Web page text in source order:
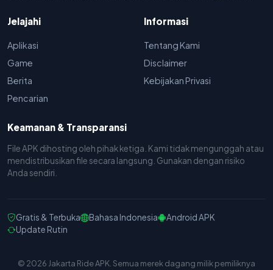
Jelajahi
Aplikasi
Game
Berita
Pencarian
Informasi
Tentang Kami
Disclaimer
Kebijakan Privasi
Keamanan & Transparansi
File APK dihosting oleh pihak ketiga. Kami tidak mengunggah atau
mendistribusikan file secara langsung. Gunakan dengan risiko
Anda sendiri.
Gratis & Terbuka Bahasa Indonesia
Android APK
Update Rutin
© 2026 Jakarta Ride APK. Semua merek dagang milik pemiliknya